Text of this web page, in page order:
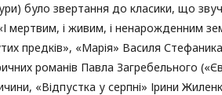
було звертання до класики, що
мертвим, і живим, і ненарожденним
предків», «Марія» Василя
романів Павла Загребельного
«Відпустка у серпні» Ірини